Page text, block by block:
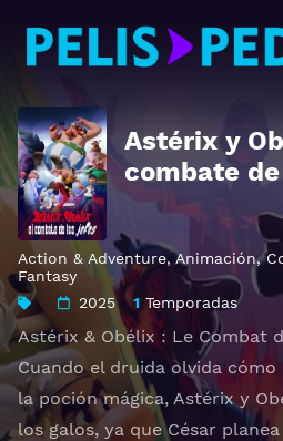
Astérix y
combate
Action & Adventure,Animación,
Fantasy
2025
1 Temporadas
Astérix & Obélix : Le Combat
Cuando el druida olvida
la poción mágica, Astérix y
los galos, ya que César